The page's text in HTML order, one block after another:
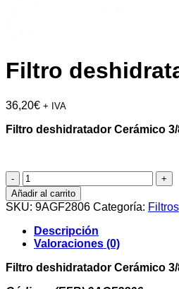
Filtro
36,20€ + IVA
Filtro deshidratador Cerámico 3/
Filtro
deshidratador
Cerámico
3/8"
X
3/8"
Soldar
cantidad
Añadir al carrito
SKU: 9AGF2806 Categoría: Filtros
Descripción
Valoraciones (0)
Filtro deshidratador Cerámico 3/